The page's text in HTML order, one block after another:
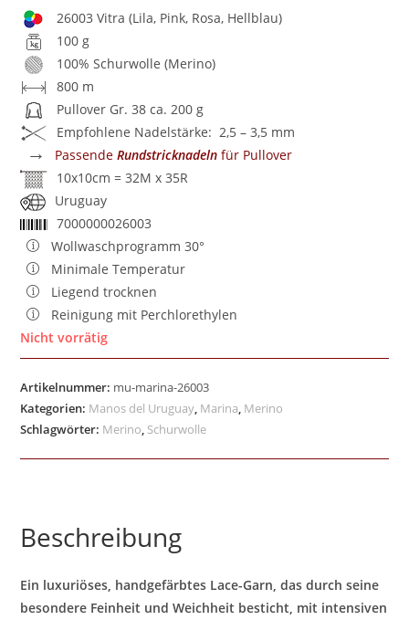
26003 Vitra (Lila, Pink, Rosa, Hellblau)
100 g
100% Schurwolle (Merino)
800 m
Pullover Gr. 38 ca. 200 g
Empfohlene Nadelstärke: 2,5 – 3,5 mm
→ PassendeRundstricknadeln für Pullover
10x10cm = 32M x 35R
Uruguay
7000000026003
Wollwaschprogramm 30°
Minimale Temperatur
Liegend trocknen
Reinigung mit Perchlorethylen
Nicht vorrätig
Artikelnummer: mu-marina-26003
Kategorien: Manos del Uruguay, Marina, Merino
Schlagwörter: Merino, Schurwolle
Beschreibung
Ein luxuriöses, handgefärbtes Lace-Garn, das durch seine
besondere Feinheit und Weichheit besticht, mit intensiven